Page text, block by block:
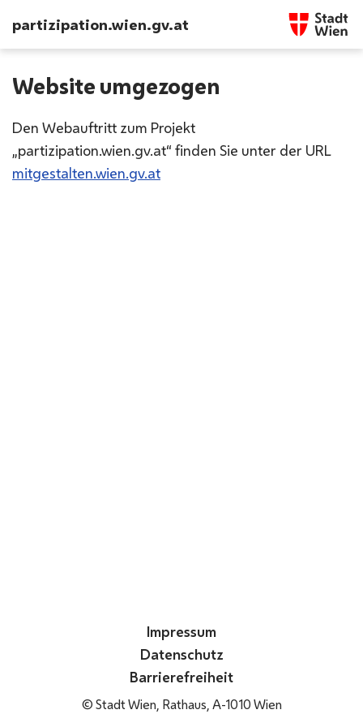
INHALT
BARRIEREFREIHEIT
partizipation.wien.gv.at Startseite
Websiteumgezogen
Den Webauftritt zum Projekt
„partizipation.wien.gv.at“ finden Sie unter der URL
mitgestalten.wien.gv.at
Impressum
Datenschutz
Barrierefreiheit
© Stadt Wien, Rathaus, A-1010 Wien